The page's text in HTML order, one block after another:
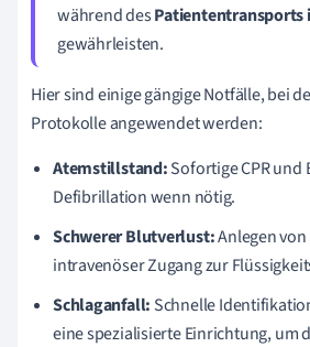
während desPatiententransports
gewährleisten.
Hier sind einige gängige Notfälle, bei
Protokolle angewendet werden:
Atemstillstand:Sofortige CPR und
Defibrillation wenn nötig.
Schwerer Blutverlust:Anlegen
intravenöser Zugang zur
Schlaganfall: Schnelle
eine spezialisierte Einrichtung, um